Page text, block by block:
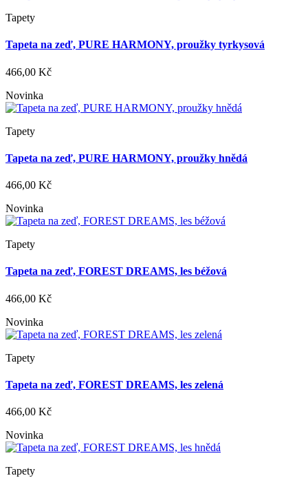
Tapety
Tapeta na zeď, PURE HARMONY, proužky tyrkysová
466,00 Kč
Novinka
Tapety
Tapeta na zeď, PURE HARMONY, proužky hnědá
466,00 Kč
Novinka
Tapety
Tapeta na zeď, FOREST DREAMS, les béžová
466,00 Kč
Novinka
Tapety
Tapeta na zeď, FOREST DREAMS, les zelená
466,00 Kč
Novinka
Tapety